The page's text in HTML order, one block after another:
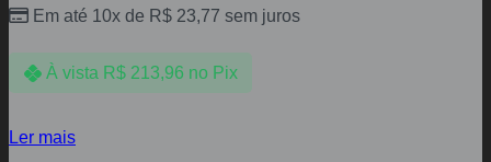
Em até 10x de R$ 23,77 sem juros
À vista R$213,96 no Pix
Ler mais